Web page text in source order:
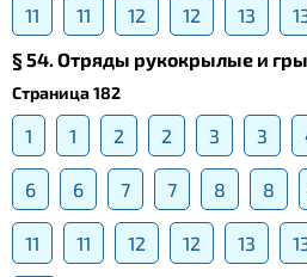
11 11 12 12 13
§ 54. Отряды рукокрылые и
Страница 182
1 1 2 2 3 3
6 6 7 7 8 8
11 11 12 12 13